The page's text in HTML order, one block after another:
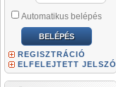
Automatikus belépés
REGISZTRÁCIÓ
ELFELEJTETT JELSZÓ